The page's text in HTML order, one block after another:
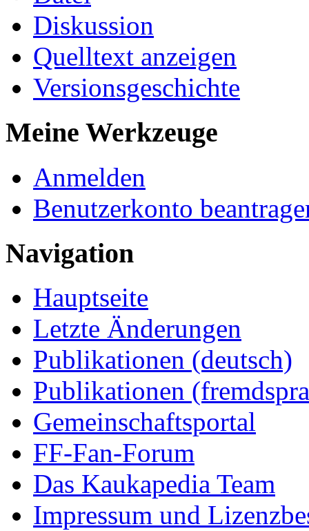
Diskussion
Quelltext anzeigen
Versionsgeschichte
Meine Werkzeuge
Anmelden
Benutzerkonto
Navigation
Hauptseite
Letzte Änderungen
Publikationen (deutsch)
Publikationen
Gemeinschaftsportal
FF-Fan-Forum
Das Kaukapedia Team
Impressum und